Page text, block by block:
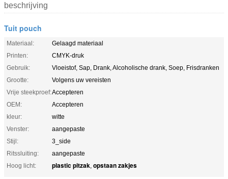
beschrijving
Tuit pouch
Materiaal:
Gelaagd materiaal
Printen:
CMYK-druk
Gebruik:
Vloeistof, Sap, Drank, Alcoholische drank, Soep, Frisdranken
Grootte:
Volgens uw vereisten
Vrije steekproef:Accepteren
OEM:
Accepteren
kleur:
witte
Venster:
aangepaste
Stijl:
3_side
Ritssluiting:
aangepaste
Hoog licht:
plastic pitzak, opstaan zakjes